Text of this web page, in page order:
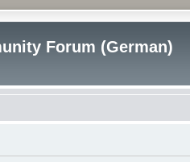
Forum (German)